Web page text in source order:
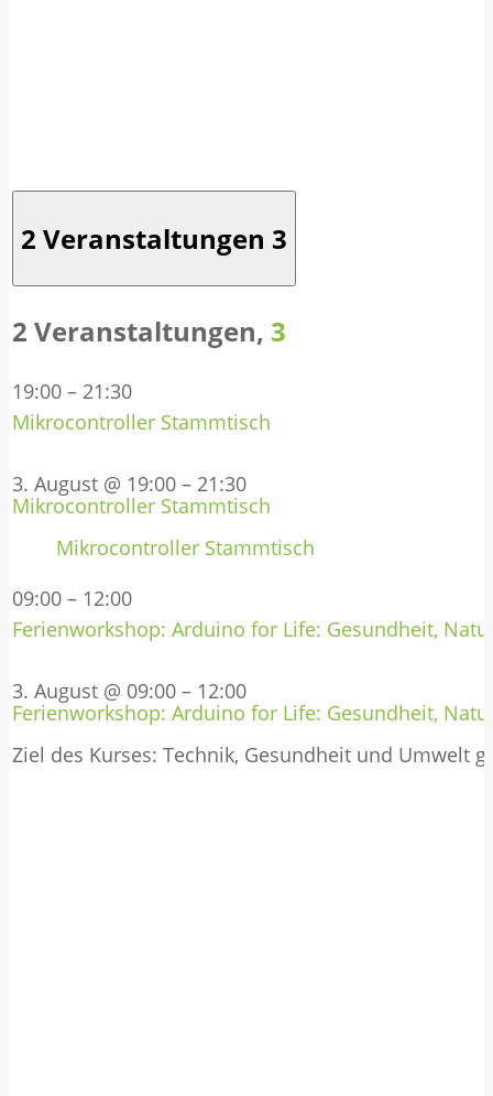
2 Veranstaltungen 3
2 Veranstaltungen, 3
19:00 – 21:30
Mikrocontroller Stammtisch
3. August @ 19:00 – 21:30
Mikrocontroller Stammtisch
Mikrocontroller Stammtisch
09:00 – 12:00
Ferienworkshop: Arduino for Life: Gesundheit,
3. August @ 09:00 – 12:00
Ferienworkshop: Arduino for Life: Gesundheit,
Ziel des Kurses: Technik, Gesundheit und Umwelt